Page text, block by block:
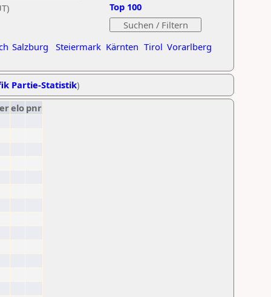
Salzburg Steiermark Kärnten Tirol Vorarlberg
Top 100
Partie-Statistik)
elo pnr